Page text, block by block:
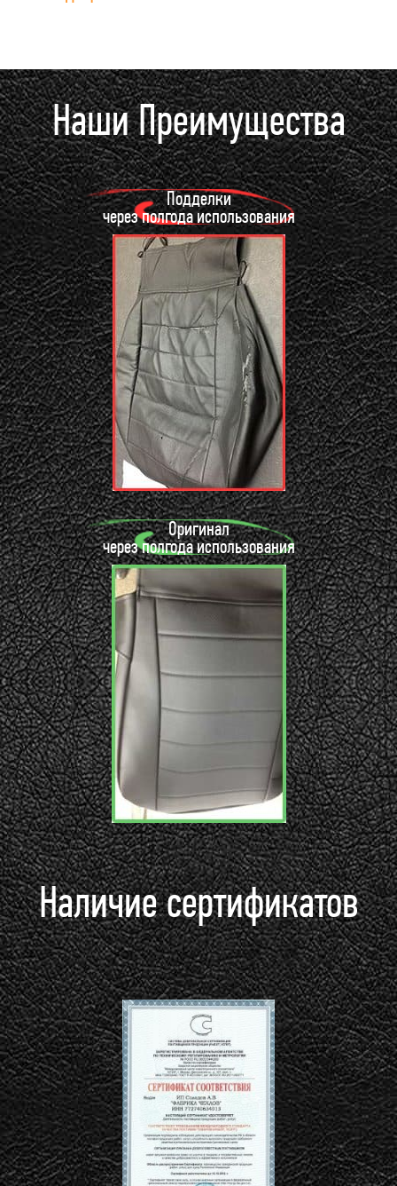
Наши Преимущества
Подделки
через полгода использования
Оригинал
через полгода использования
Наличие сертификатов